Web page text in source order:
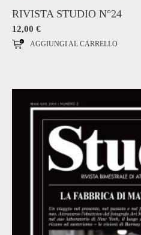
RIVISTA STUDIO N°24
12,00 €
AGGIUNGI AL CARRELLO